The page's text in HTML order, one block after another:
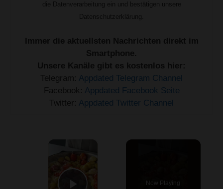
die Datenverarbeitung ein und bestätigen unsere
Datenschutzerklärung.
Immer die aktuellsten Nachrichten direkt im
Smartphone.
Unsere Kanäle gibt es kostenlos hier:
Telegram: Appdated Telegram Channel
Facebook: Appdated Facebook Seite
Twitter: Appdated Twitter Channel
Now Playing